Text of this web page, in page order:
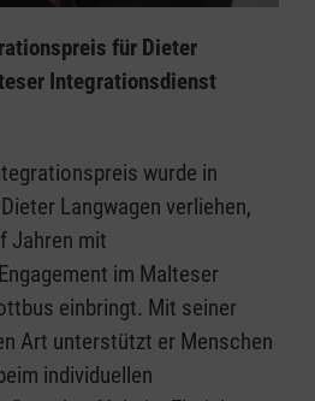
für Dieter
Integrationsdienst
wurde in
Langwagen verliehen,
Jahren mit
im Malteser
einbringt. Mit seiner
Art unterstützt er Menschen
individuellen